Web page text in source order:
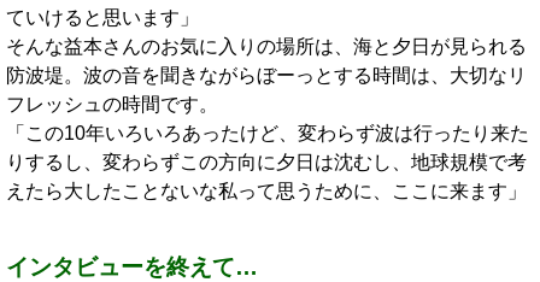
ていけると思います」
そんな益本さんのお気に入りの場所は、海と夕日が見られる
防波堤。波の音を聞きながらぼーっとする時間は、大切なリ
フレッシュの時間です。
「この10年いろいろあったけど、変わらず波は行ったり来た
りするし、変わらずこの方向に夕日は沈むし、地球規模で考
えたら大したことないな私って思うために、ここに来ます」
インタビューを終えて…